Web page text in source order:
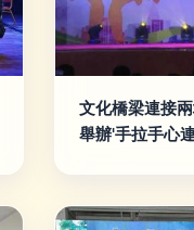
文化橋梁連接
舉辦'手拉手心